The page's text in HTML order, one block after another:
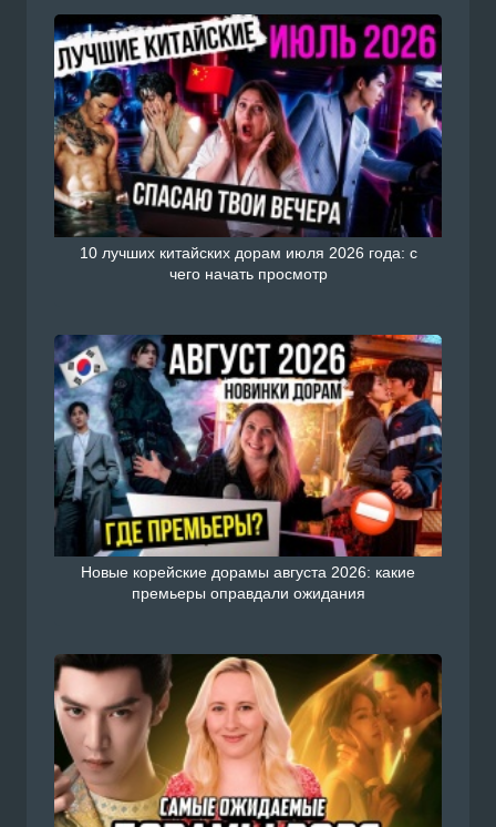
10 лучших китайских дорам июля 2026 года: с
чего начать просмотр
Новые корейские дорамы августа 2026: какие
премьеры оправдали ожидания